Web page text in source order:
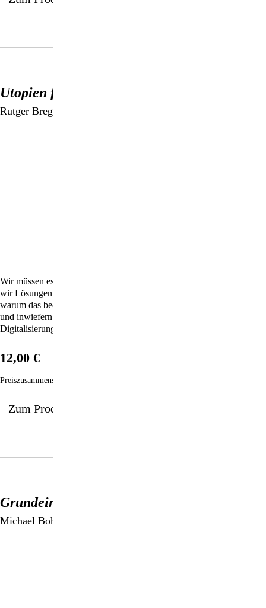
Utopien für Realisten
Rutger Bregman
Wir müssen es wagen, das Unmögliche zu denken, denn nur so finden
wir Lösungen für die Probleme unserer Zeit. Bregman macht deutlich,
warum das bedingungslose Grundeinkommen eine echte Option ist
und inwiefern die 15-Stunden-Woche eine Antwort auf die
Digitalisierung der Arbeit sein kann.
Zum Produkt
12,00 €
Preiszusammensetzung
Grundeinkommen: Was würdest du tun?
Michael Bohmeyer/Claudia Cornelsen